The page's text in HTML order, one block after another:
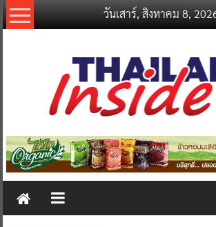
Skip
to
วันเสาร์, สิงหาคม 8,
thailandinsidenew.com
Thailand
New